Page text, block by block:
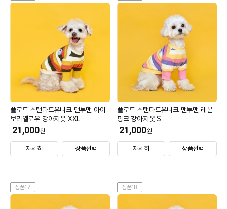
플로트 스탠다드유니크 맨투맨 아이
보리옐로우 강아지옷 XXL
21,000원
자세히 상품선택
플로트 스탠다드유니크 맨투맨 레몬
핑크 강아지옷 S
21,000원
자세히 상품선택
상품17 상품18